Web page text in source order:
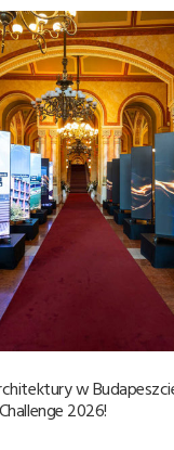
w
2026!